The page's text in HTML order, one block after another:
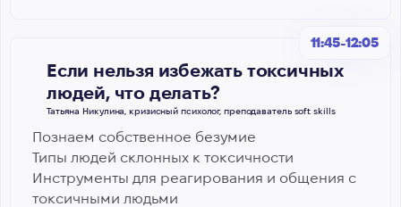
11:45-12:05
Если нельзя избежать токсичных
людей, что делать?
Татьяна Никулина, кризисный психолог, преподаватель soft skills
Познаем собственное безумие
Типы людей склонных к токсичности
Инструменты для реагирования и общения с
токсичными людьми